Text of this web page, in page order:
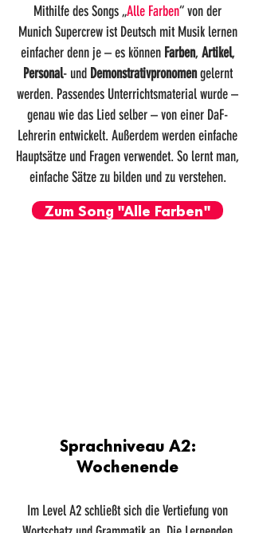
Mithilfe des Songs„Alle Farben“von der
Munich Supercrew ist Deutsch mit Musik lernen
einfacher denn je – es können Farben, Artikel,
Personal- und Demonstrativpronomengelernt
werden. Passendes Unterrichtsmaterial wurde –
genau wie das Lied selber – von einer DaF-
Lehrerin entwickelt. Außerdem werden einfache
Hauptsätze und Fragen verwendet. So lernt man,
einfache Sätze zu bilden und zu verstehen.
Zum Song "Alle Farben"
Sprachniveau A2:
Wochenende
Im Level A2 schließt sich die Vertiefung von